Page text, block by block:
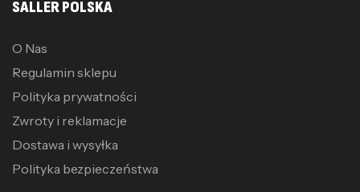
SALLER POLSKA
O Nas
Regulamin sklepu
Polityka prywatności
Zwroty i reklamacje
Dostawa i wysyłka
Polityka bezpieczeństwa